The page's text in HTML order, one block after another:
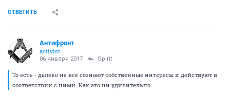
ОТВЕТИТЬ
Антифронт
activist
06 января 2017 Spirit
То есть - далеко не все сознают собственные интересы и действуют в
соответствии с ними. Как это ни удивительно...